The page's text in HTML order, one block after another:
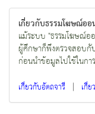
เกี่ยวกับธรรมโฆษณ์อ
แม้ระบบ "ธรรมโฆษณ์อ
ผู้ศึกษาก็พึงตรวจสอบกั
ก่อนนำข้อมูลไปใช้ในกา
เกี่ยวกับอัตถจารี | เกี่